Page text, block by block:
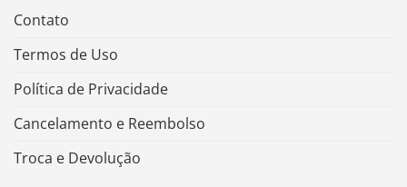
Contato
Termos de Uso
Política de Privacidade
Cancelamento e Reembolso
Troca e Devolução